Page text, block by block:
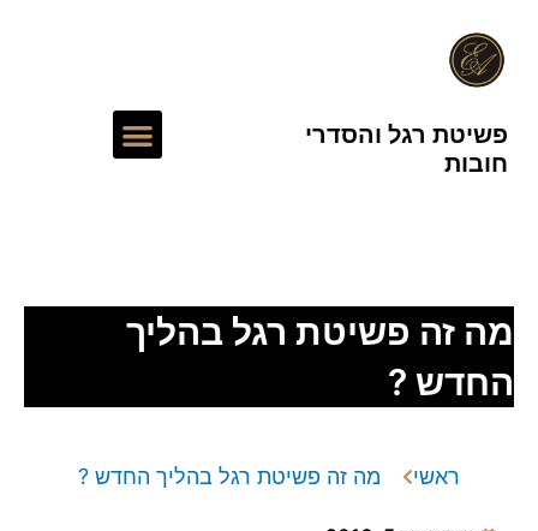
לתוכן
פשיטת רגל והסדרי
חובות
תפריט
מה זה פשיטת רגל בהליך
החדש ?
ראשי מה זה פשיטת רגל בהליך החדש ?